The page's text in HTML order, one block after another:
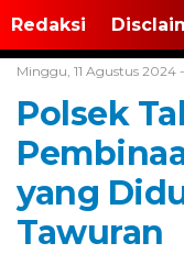
Redaksi
Minggu, 11 Agustus 2024
Polsek
yang
Tawuran